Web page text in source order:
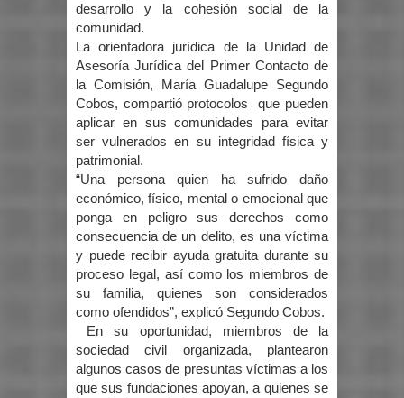
desarrollo y la cohesión social de la
comunidad.
La orientadora jurídica de la Unidad de
Asesoría Jurídica del Primer Contacto de
la Comisión, María Guadalupe Segundo
Cobos, compartió protocolos que pueden
aplicar en sus comunidades para evitar
ser vulnerados en su integridad física y
patrimonial.
“Una persona quien ha sufrido daño
económico, físico, mental o emocional que
ponga en peligro sus derechos como
consecuencia de un delito, es una víctima
y puede recibir ayuda gratuita durante su
proceso legal, así como los miembros de
su familia, quienes son considerados
como ofendidos”, explicó Segundo Cobos.
En su oportunidad, miembros de la
sociedad civil organizada, plantearon
algunos casos de presuntas víctimas a los
que sus fundaciones apoyan, a quienes se